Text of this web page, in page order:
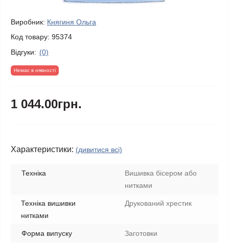
Виробник: Княгиня Ольга
Код товару: 95374
Відгуки: (0)
Немає в нявності
1 044.00грн.
Характеристики: (дивитися всі)
Техніка
Вишивка бісером або
нитками
Техніка вишивки
нитками
Друкований хрестик
Форма випуску Заготовки